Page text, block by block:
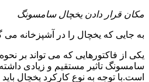
مکان قرار دادن یخچال سامسونگ
به جایی که یخچال را در آشپزخانه می
یکی از فاکتورهایی که می تواند بر
سامسونگ تاثیر مستقیم و زیادی
است.با توجه به نوع کارکرد یخچال